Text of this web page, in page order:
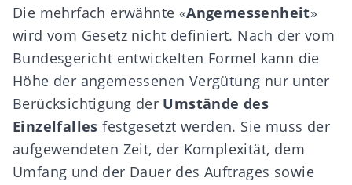
Die mehrfach erwähnte «Angemessenheit»
wird vom Gesetz nicht definiert. Nach der vom
Bundesgericht entwickelten Formel kann die
Höhe der angemessenen Vergütung nur unter
Berücksichtigung der Umstände des
Einzelfalles festgesetzt werden. Sie muss der
aufgewendeten Zeit, der Komplexität, dem
Umfang und der Dauer des Auftrages sowie